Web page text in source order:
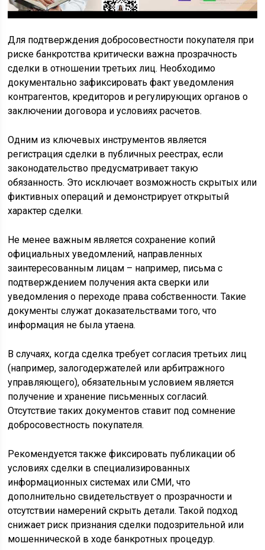
Для подтверждения добросовестности покупателя при
риске банкротства критически важна прозрачность
сделки в отношении третьих лиц. Необходимо
документально зафиксировать факт уведомления
контрагентов, кредиторов и регулирующих органов о
заключении договора и условиях расчетов.
Одним из ключевых инструментов является
регистрация сделки в публичных реестрах, если
законодательство предусматривает такую
обязанность. Это исключает возможность скрытых или
фиктивных операций и демонстрирует открытый
характер сделки.
Не менее важным является сохранение копий
официальных уведомлений, направленных
заинтересованным лицам – например, письма с
подтверждением получения акта сверки или
уведомления о переходе права собственности. Такие
документы служат доказательствами того, что
информация не была утаена.
В случаях, когда сделка требует согласия третьих лиц
(например, залогодержателей или арбитражного
управляющего), обязательным условием является
получение и хранение письменных согласий.
Отсутствие таких документов ставит под сомнение
добросовестность покупателя.
Рекомендуется также фиксировать публикации об
условиях сделки в специализированных
информационных системах или СМИ, что
дополнительно свидетельствует о прозрачности и
отсутствии намерений скрыть детали. Такой подход
снижает риск признания сделки подозрительной или
мошеннической в ходе банкротных процедур.